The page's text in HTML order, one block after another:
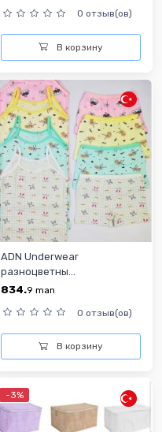
0 отзыв(ов)
В корзину
ADN Underwear
разноцветны...
834.9 man
0 отзыв(ов)
В корзину
-3%